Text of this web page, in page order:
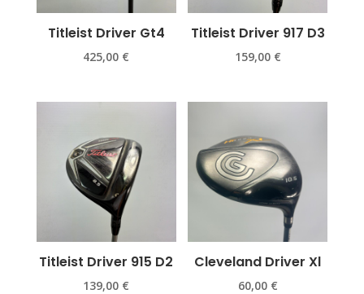
Titleist Driver Gt4
425,00 €
Titleist Driver 917 D3
159,00 €
Titleist Driver 915 D2
139,00 €
Cleveland Driver Xl
60,00 €